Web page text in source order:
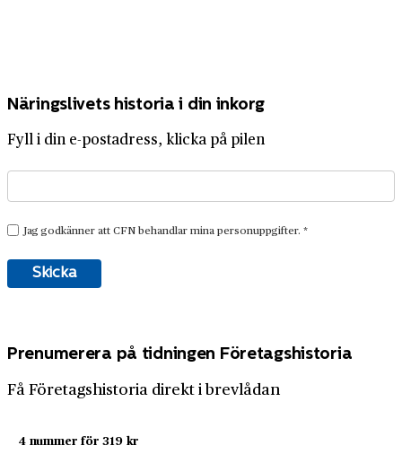
Näringslivets historia i din inkorg
Fyll i din e-postadress, klicka på pilen
Prenumerera på tidningen Företagshistoria
Få Företagshistoria direkt i brevlådan
4 nummer för 319 kr